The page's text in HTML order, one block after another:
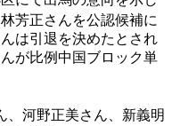
芳正さんを公認候補に
は引退を決めたとされ
が比例中国ブロック単
、河野正美さん、新義明